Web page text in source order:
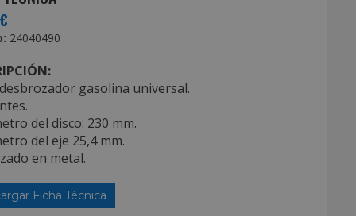
24040490
gasolina universal.
del disco: 230 mm.
del eje 25,4 mm.
en metal.
Ficha Técnica